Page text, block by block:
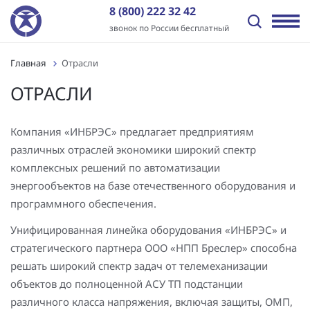
8 (800) 222 32 42
звонок по России бесплатный
Назад
Отрасли
Распределение электроэнергии
Независимые энергокомпании
Нефтегазовый сектор
Промышленные предприятия
Инфраструктура и ЖКХ
Генерация электроэнергии
Назад
Решения
Цифровая трансформация
Автоматизация энергообъектов
Релейная защита и автоматика
Автоматизированные сбор и анализ информации об
аварийных событиях
Технический и коммерческий учет
Назад
Оборудование и ПО
Программное обеспечение
Контроллеры
Шкафы АСУ ТП/ССПИ/ТМ
Типовые шкафы АСУ ТП ПАО «Россети»
Многофункциональные устройства защиты и
управления
Назад
Услуги
Комплексная поставка оборудования
Цифровое проектирование ПС и электрических сетей
Проектные работы
Пуско-наладочные работы
Подготовка персонала АСУ ТП и РЗА
Назад
Пресс-центр
Статьи
Видео
Назад
О компании
Отзывы
Заказчики
Лицензии и сертификаты
Вакансии
Контакты
Главная Отрасли
ОТРАСЛИ
Компания «ИНБРЭС» предлагает предприятиям
различных отраслей экономики широкий спектр
комплексных решений по автоматизации
энергообъектов на базе отечественного оборудования и
программного обеспечения.
Унифицированная линейка оборудования «ИНБРЭС» и
стратегического партнера ООО «НПП Бреслер» способна
решать широкий спектр задач от телемеханизации
объектов до полноценной АСУ ТП подстанции
различного класса напряжения, включая защиты, ОМП,